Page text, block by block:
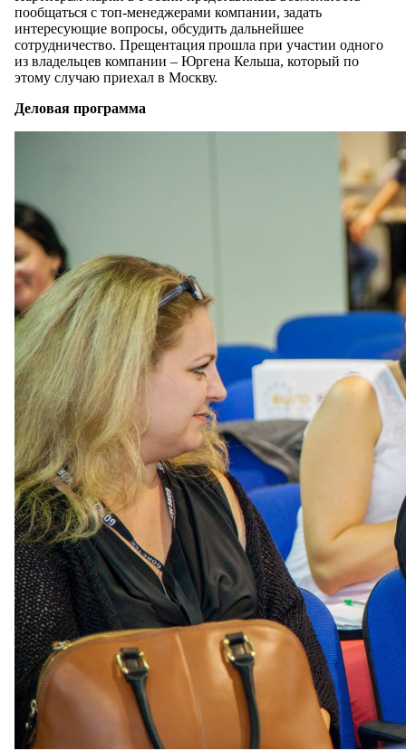
пообщаться с топ-менеджерами компании, задать
интересующие вопросы, обсудить дальнейшее
сотрудничество. Прещентация прошла при участии одного
из владельцев компании – Юргена Кельша, который по
этому случаю приехал в Москву.
Деловая программа